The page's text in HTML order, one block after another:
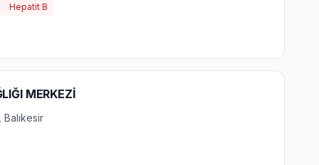
Hepatit B
MERKEZİ